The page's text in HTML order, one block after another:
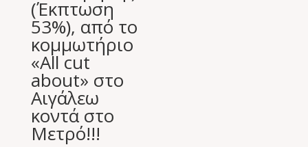
(Έκπτωση
53%), από το
κομμωτήριο
«All cut
about» στο
Αιγάλεω
κοντά στο
Μετρό!!!